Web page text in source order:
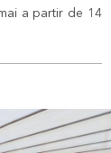
a partir de 14